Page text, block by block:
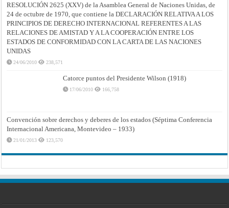
RESOLUCIÓN 2625 (XXV) de la Asamblea General de Naciones Unidas, de
24 de octubre de 1970, que contiene la DECLARACIÓN RELATIVA A LOS
PRINCIPIOS DE DERECHO INTERNACIONAL REFERENTES A LAS
RELACIONES DE AMISTAD Y A LA COOPERACIÓN ENTRE LOS
ESTADOS DE CONFORMIDAD CON LA CARTA DE LAS NACIONES
UNIDAS
24/06/2010 238,571
Catorce puntos del Presidente Wilson (1918)
17/06/2010 166,758
Convención sobre derechos y deberes de los estados (Séptima Conferencia
Internacional Americana, Montevideo – 1933)
21/01/2013 123,570